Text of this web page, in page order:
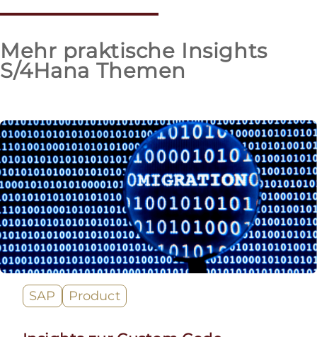
Mehr praktische Insights
S/4Hana Themen
SAP Product